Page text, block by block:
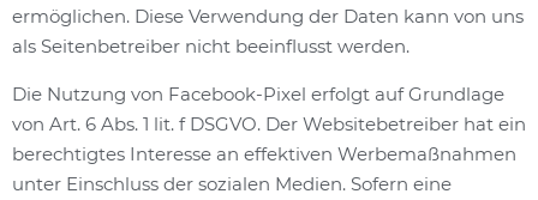
ermöglichen. Diese Verwendung der Daten kann von uns
als Seitenbetreiber nicht beeinflusst werden.
Die Nutzung von Facebook-Pixel erfolgt auf Grundlage
von Art. 6 Abs. 1 lit. f DSGVO. Der Websitebetreiber hat ein
berechtigtes Interesse an effektiven Werbemaßnahmen
unter Einschluss der sozialen Medien. Sofern eine